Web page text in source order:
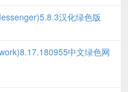
汉化绿色版
中文绿色网